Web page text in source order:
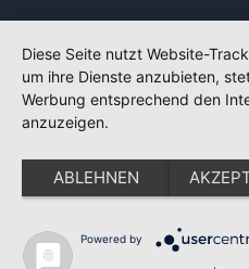
Polska
Português
Nederlands
Svenska
Diese Seite nutzt Website-
um ihre Dienste anzubieten,
Werbung entsprechend den
anzuzeigen.
ABLEHNEN
Powered by